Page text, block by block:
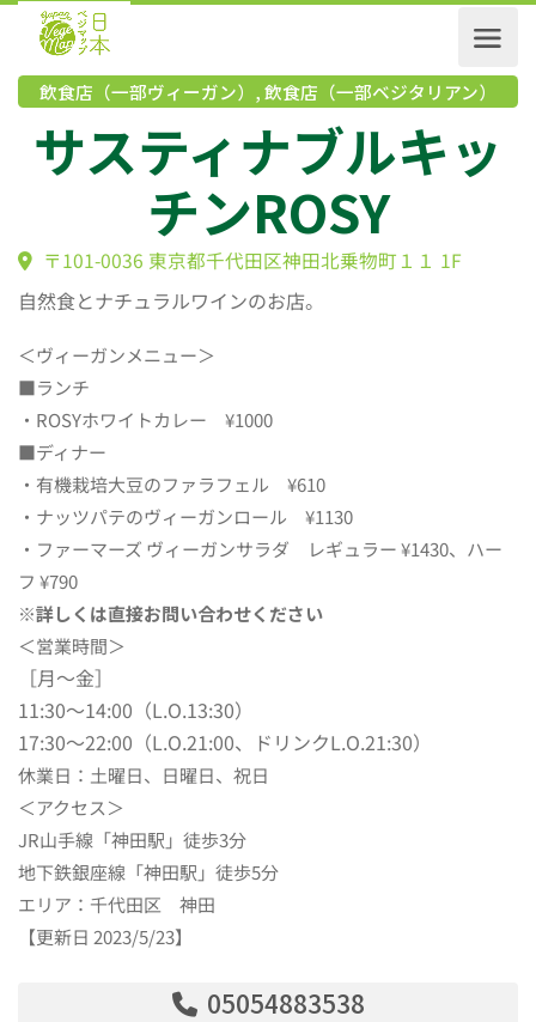
飲食店（一部ヴィーガン）,飲食店（一部ベジタリアン
サスティナブルキ
チンROSY
自然食とナチュラルワインのお店。
＜ヴィーガンメニュー＞
■ランチ
・ROSYホワイトカレー ¥1000
■ディナー
・有機栽培大豆のファラフェル ¥610
・ナッツパテのヴィーガンロール ¥1130
・ファーマーズ ヴィーガンサラダ レギュラー ¥1430、ハー
フ ¥790
※詳しくは直接お問い合わせください
＜営業時間＞
［月～金］
11:30～14:00（L.O.13:30）
17:30～22:00 （L.O.21:00、ドリンクL.O.21:30）
休業日：土曜日、日曜日、祝日
＜アクセス＞
JR山手線「神田駅」徒歩3分
地下鉄銀座線「神田駅」徒歩5分
エリア：千代田区 神田
【更新日 2023/5/23】
05054883538